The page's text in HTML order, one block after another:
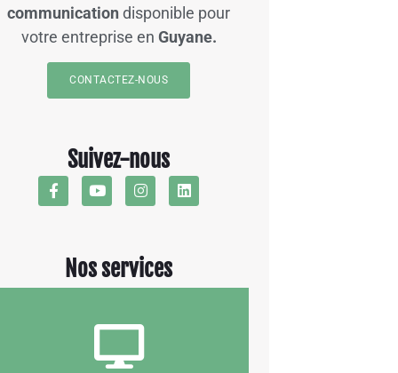
communication disponible pour
votre entreprise en Guyane.
CONTACTEZ-NOUS
Suivez-nous
Nos services